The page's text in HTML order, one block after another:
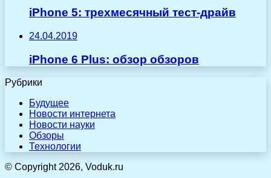
iPhone 5: трехмесячный тест-драйв
24.04.2019
iPhone 6 Plus: обзор обзоров
Рубрики
Будущее
Новости интернета
Новости науки
Обзоры
Технологии
© Copyright 2026, Voduk.ru